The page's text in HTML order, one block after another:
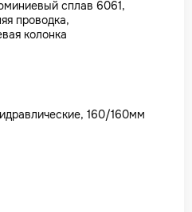
сплав 6061,
проводка,
колонка
160/160мм